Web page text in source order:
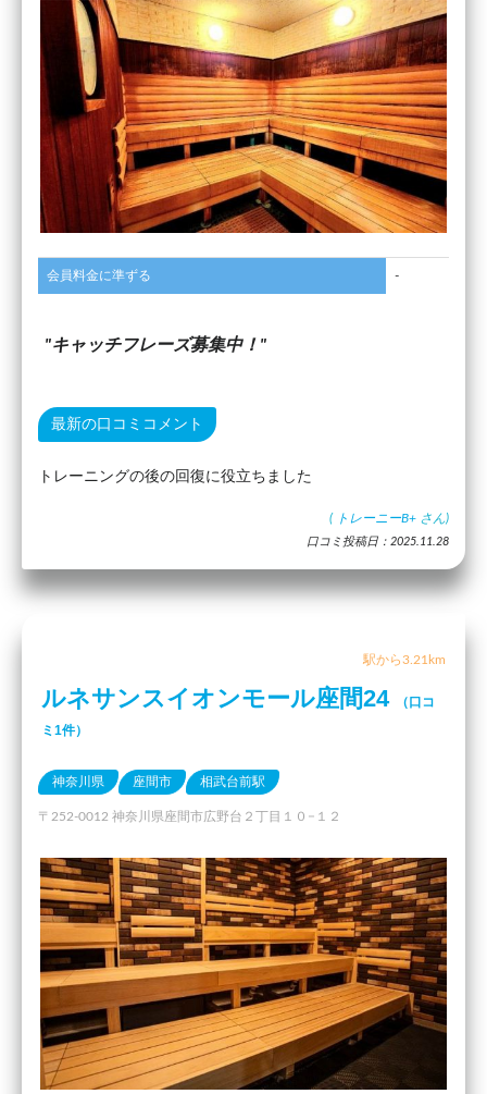
会員料金に準ずる -
キャッチフレーズ募集中！
最新の口コミコメント
トレーニングの後の回復に役立ちました
( トレーニーB+ さん)
口コミ投稿日：2025.11.28
駅から3.21km
ルネサンスイオンモール座間24
（口コ
ミ1件）
神奈川県 座間市 相武台前駅
〒252-0012 神奈川県座間市広野台２丁目１０−１２